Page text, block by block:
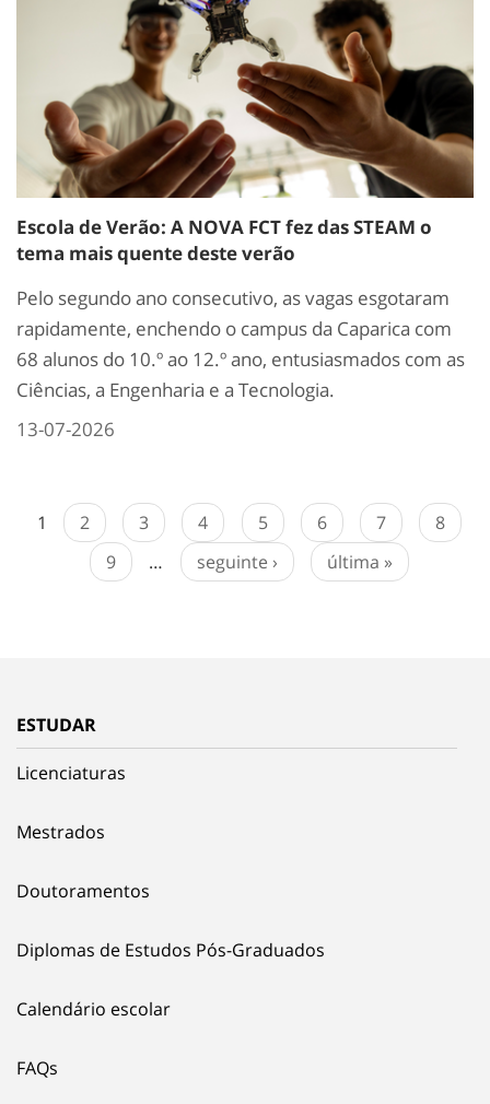
Escola de Verão: A NOVA FCT fez das STEAM o
tema mais quente deste verão
Pelo segundo ano consecutivo, as vagas esgotaram
rapidamente, enchendo o campus da Caparica com
68 alunos do 10.º ao 12.º ano, entusiasmados com as
Ciências, a Engenharia e a Tecnologia.
13-07-2026
1 2 3 4 5 6 7
8
9
… seguinte › última »
ESTUDAR
Licenciaturas
Mestrados
Doutoramentos
Diplomas de Estudos Pós-Graduados
Calendário escolar
FAQs